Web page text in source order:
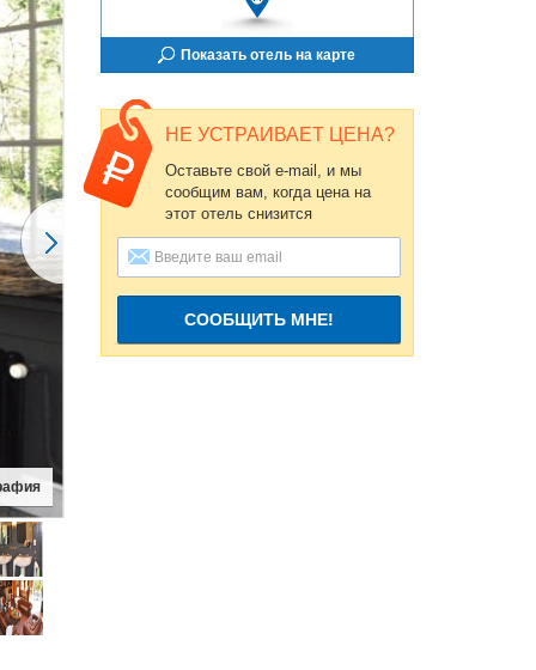
Показать отель на карте
НЕ УСТРАИВАЕТ ЦЕНА?
Оставьте свой e-mail, и мы
сообщим вам, когда цена на
этот отель снизится
СООБЩИТЬ МНЕ!